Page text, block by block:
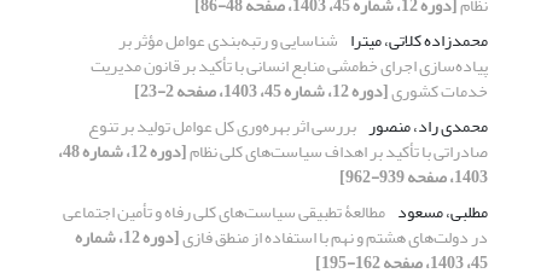
محمدزاده کلاتی، میترا شناسایی و رتبه‌بندی عوامل مؤثر بر
پیاده‌سازی اجرای خط‌مشی منابع انسانی با تأکید بر قانون مدیریت
خدمات کشوری[دوره 12، شماره 45، 1403، صفحه 2-23]
محمدی راد، منصور بررسی اثر بهره‌وری کل عوامل تولید بر تنوع
صادراتی با تأکید بر اهداف سیاست‌های کلی نظام [دوره 12، شماره 48،
1403، صفحه 939-962]
مطلبی، مسعود مطالعۀ تطبیقی سیاست‌های کلی رفاه و تأمین اجتماعی
در دولت‌های هشتم و نهم با استفاده از منطق فازی [دوره 12، شماره
45، 1403، صفحه 162-195]